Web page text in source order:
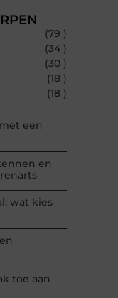
(79 )
(34 )
(30 )
(18 )
(18 )
een
en
wat kies
toe aan